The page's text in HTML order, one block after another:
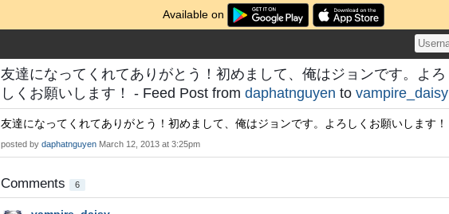
Available on
友達になってくれてありがとう！初めまして、俺はジョンです。よろ
しくお願いします！ - Feed Post from daphatnguyen to vampire_daisy
友達になってくれてありがとう！初めまして、俺はジョンです。よろしくお願いします！
posted by daphatnguyen March 12, 2013 at 3:25pm
Comments 6